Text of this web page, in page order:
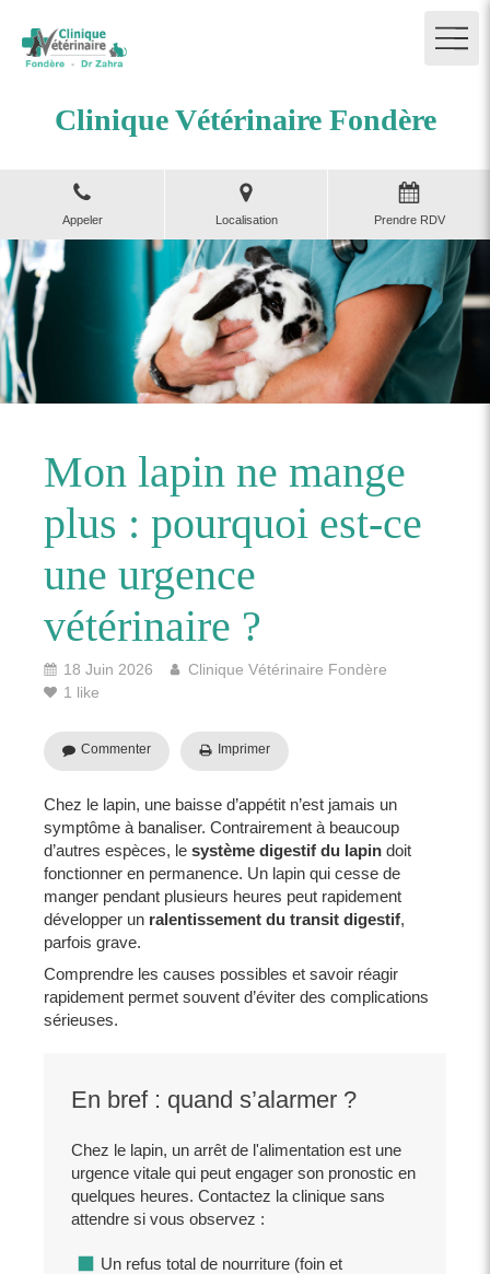
Clinique Vétérinaire Fondère
Appeler Localisation Prendre RDV
Mon lapin ne mange
plus : pourquoi est-ce
une urgence
vétérinaire ?
18 Juin 2026
Clinique Vétérinaire Fondère
1 like
Commenter Imprimer
Chez le lapin, une baisse d’appétit n’est jamais un
symptôme à banaliser. Contrairement à beaucoup
d’autres espèces, le système digestif du lapin doit
fonctionner en permanence. Un lapin qui cesse de
manger pendant plusieurs heures peut rapidement
développer un ralentissement du transit digestif,
parfois grave.
Comprendre les causes possibles et savoir réagir
rapidement permet souvent d’éviter des complications
sérieuses.
En bref : quand s’alarmer ?
Chez le lapin, un arrêt de l'alimentation est une
urgence vitale qui peut engager son pronostic en
quelques heures. Contactez la clinique sans
attendre si vous observez :
Un refus total de nourriture (foin et